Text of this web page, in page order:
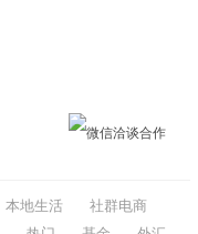
微信洽谈合作
本地生活
社群电商